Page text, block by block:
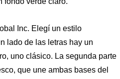
Inc. Elegí un estilo
lado de las letras hay un
uno clásico. La segunda parte
que une ambas bases del